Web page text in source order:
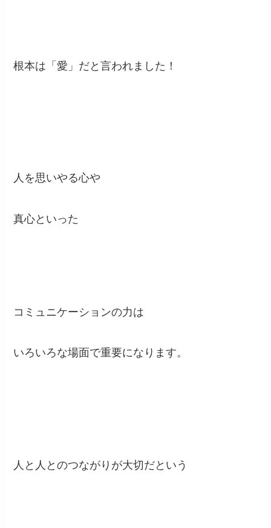
根本は「愛」だと言われました！
人を思いやる心や
真心といった
コミュニケーションの力は
いろいろな場面で重要になります。
人と人とのつながりが大切だという